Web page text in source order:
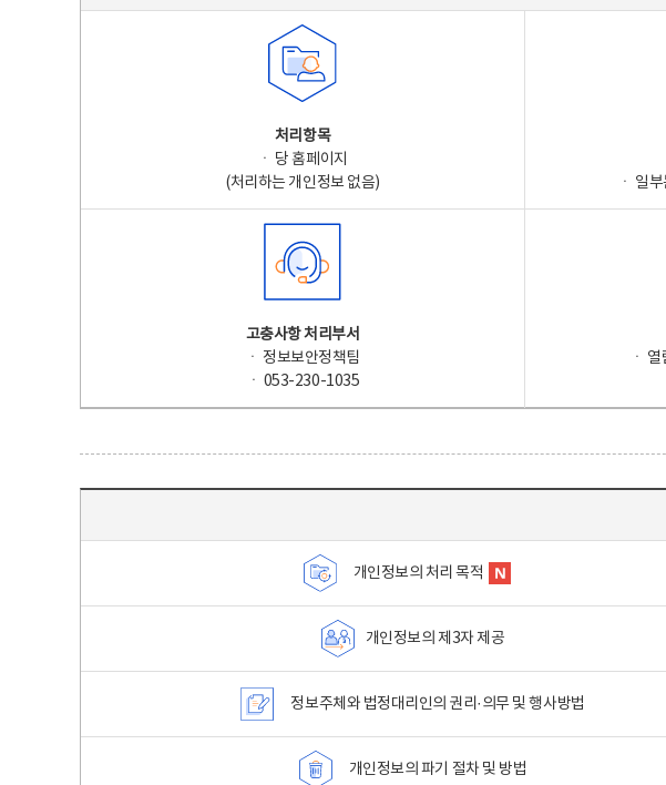
처리항목
ㆍ 당 홈페이지
(처리하는 개인정보 없음)
ㆍ 일
고충사항 처리부서
ㆍ 정보보안정책팀
ㆍ 053-230-1035
ㆍ
개인정보의 처리 목적
개인정보의 제3자 제공
정보주체와 법정대리인의 권리·의무 및 행사방법
개인정보의 파기 절차 및 방법